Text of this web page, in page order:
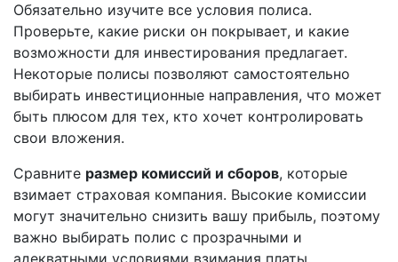
Обязательно изучите все условия полиса.
Проверьте, какие риски он покрывает, и какие
возможности для инвестирования предлагает.
Некоторые полисы позволяют самостоятельно
выбирать инвестиционные направления, что может
быть плюсом для тех, кто хочет контролировать
свои вложения.
Сравните размер комиссий и сборов, которые
взимает страховая компания. Высокие комиссии
могут значительно снизить вашу прибыль, поэтому
важно выбирать полис с прозрачными и
адекватными условиями взимания платы.